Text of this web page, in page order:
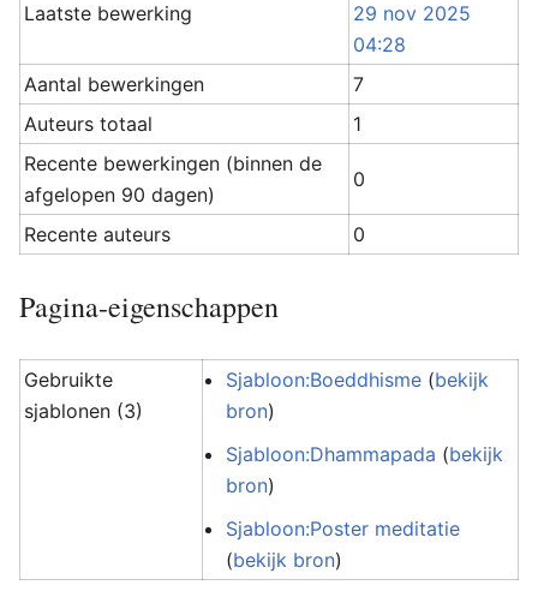
Laatste bewerking
29 nov 2025
04:28
Aantal bewerkingen
7
Auteurs totaal
1
Recente bewerkingen (binnen de
afgelopen 90 dagen)
0
Recente auteurs 0
Pagina-eigenschappen
Gebruikte
sjablonen (3)
Sjabloon:Boeddhisme (bekijk
bron)
Sjabloon:Dhammapada (bekijk
bron)
Sjabloon:Poster meditatie
(bekijk bron)